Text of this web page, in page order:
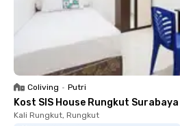
Coliving • Putri
Kost SIS House Rungkut Surabaya
Kali Rungkut, Rungkut